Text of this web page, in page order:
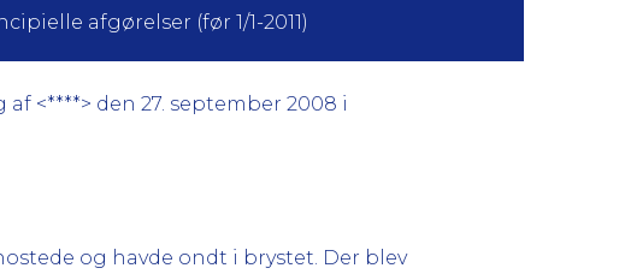
afgørelser (før 1/1-2011)
<****> den 27. september 2008 i
og havde ondt i brystet. Der blev